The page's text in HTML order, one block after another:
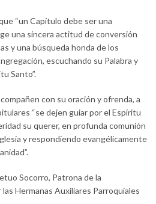
“un Capítulo debe ser una
una sincera actitud de conversión
y una búsqueda honda de los
escuchando su Palabra y
Santo”.
con su oración y ofrenda, a
“se dejen guiar por el Espíritu
su querer, en profunda comunión
y respondiendo evangélicamente
Socorro, Patrona de la
Hermanas Auxiliares Parroquiales